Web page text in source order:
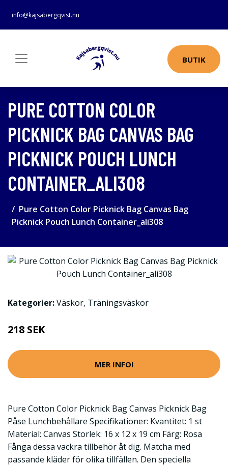
info@kajsabergqvist.nu
BUTIK
PURE COTTON COLOR
PICKNICK BAG CANVAS BAG
PICKNICK POUCH LUNCH
CONTAINER_ALI308
Pure Cotton Color Picknick Bag Canvas Bag
Picknick Pouch Lunch Container_ali308
Kategorier:Väskor, Träningsväskor
218 SEK
MER INFO!
Pure Cotton Color Picknick Bag Canvas Picknick Bag
Påse Lunchbehållare Specifikationer: Kvantitet: 1 st
Material: Canvas Storlek: 16 x 12 x 19 cm Färg: Rosa
Fånga dessa vackra tillbehör åt dig. Matcha med
passande kläder för olika tillfällen. Den speciella